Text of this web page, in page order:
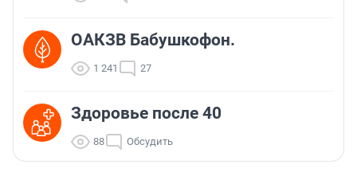
ОАКЗВ Бабушкофон.
1 241 27
Здоровье после 40
88 Обсудить